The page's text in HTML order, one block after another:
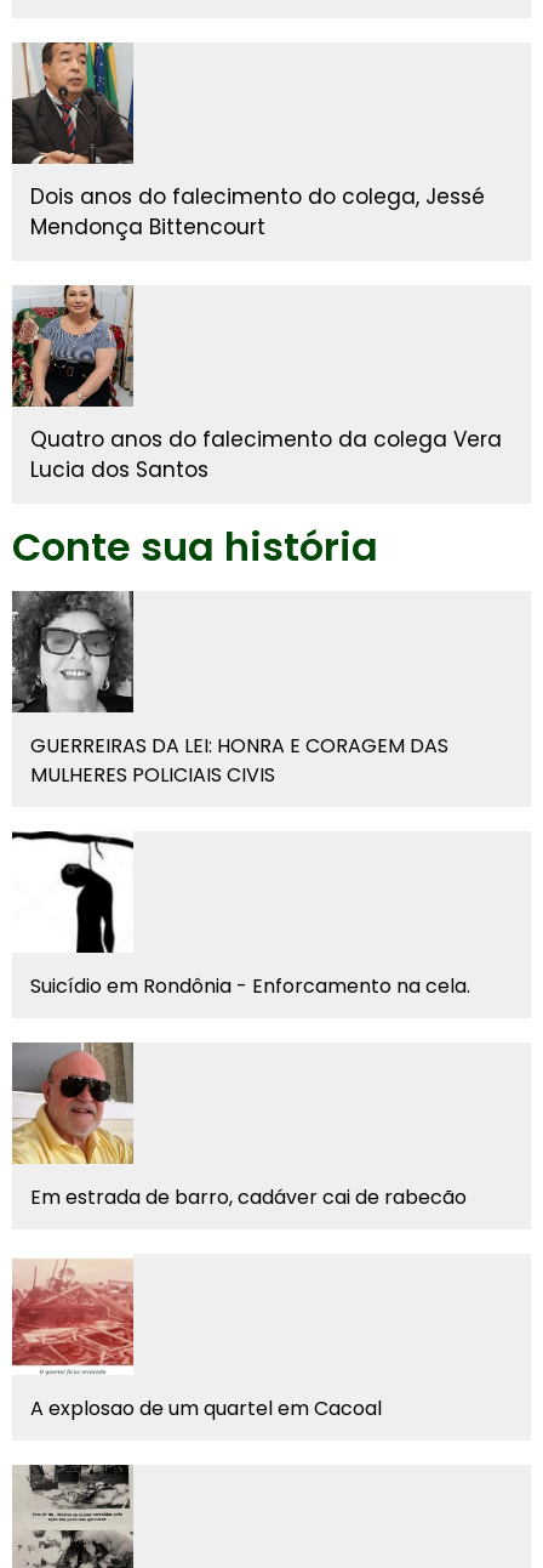
Dois anos do falecimento do colega, Jessé
Mendonça Bittencourt
Quatro anos do falecimento da colega Vera
Lucia dos Santos
Conte sua história
GUERREIRAS DA LEI: HONRA E CORAGEM DAS
MULHERES POLICIAIS CIVIS
Suicídio em Rondônia - Enforcamento na cela.
Em estrada de barro, cadáver cai de rabecão
A explosao de um quartel em Cacoal